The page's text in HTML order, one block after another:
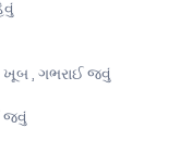
ખૂબ , ગભરાઈ જવું
જવું